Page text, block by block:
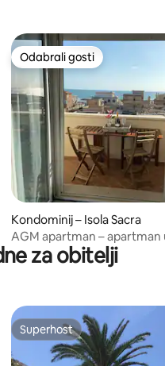
4,81/5, recenzija: 148
Odabrali gosti
Odabrali gosti
Kondominij – Isola Sacra
AGM apartman – apartman
Fiumicinu
za obitelji
gosti”
Superhost
Superhost